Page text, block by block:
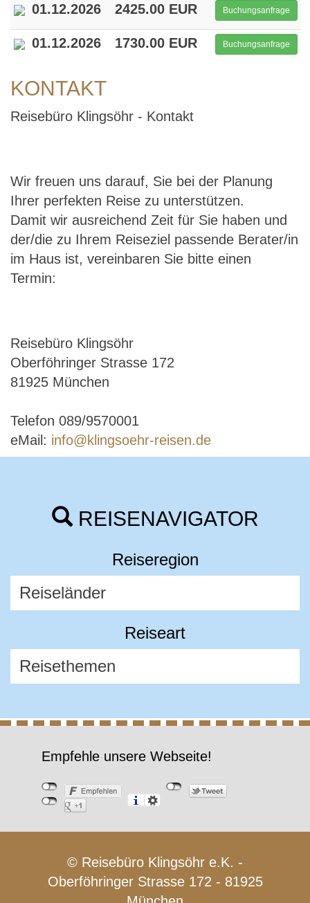
01.12.2026 2425.00 EUR Buchungsanfrage
01.12.2026 1730.00 EUR Buchungsanfrage
KONTAKT
Reisebüro Klingsöhr - Kontakt
Wir freuen uns darauf, Sie bei der Planung
Ihrer perfekten Reise zu unterstützen.
Damit wir ausreichend Zeit für Sie haben und
der/die zu Ihrem Reiseziel passende Berater/in
im Haus ist, vereinbaren Sie bitte einen
Termin:
Reisebüro Klingsöhr
Oberföhringer Strasse 172
81925 München
Telefon 089/9570001
eMail: info@klingsoehr-reisen.de
REISENAVIGATOR
Reiseregion
Reiseart
Empfehle unsere Webseite!
© Reisebüro Klingsöhr e.K. -
Oberföhringer Strasse 172 - 81925